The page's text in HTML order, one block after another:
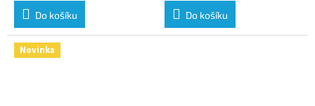
Do košíku Do košíku
Novinka